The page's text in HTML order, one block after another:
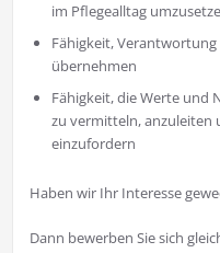
im Pflegealltag
Fähigkeit,
übernehmen
Fähigkeit, die Werte und
zu vermitteln, anzuleiten
einzufordern
Haben wir Ihr Interesse
Dann bewerben Sie sich